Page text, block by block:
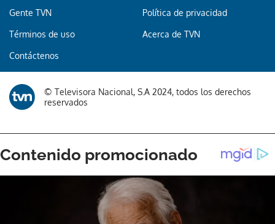
Gente TVN Política de privacidad
Términos de uso Acerca de TVN
Contáctenos
© Televisora Nacional, S.A 2024, todos los derechos
reservados